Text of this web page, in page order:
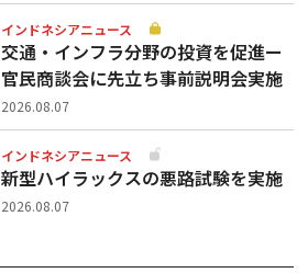
インドネシアニュース
交通・インフラ分野の投資を促進ー
官民商談会に先立ち事前説明会実施
2026.08.07
インドネシアニュース
新型ハイラックスの悪路試験を実施
2026.08.07